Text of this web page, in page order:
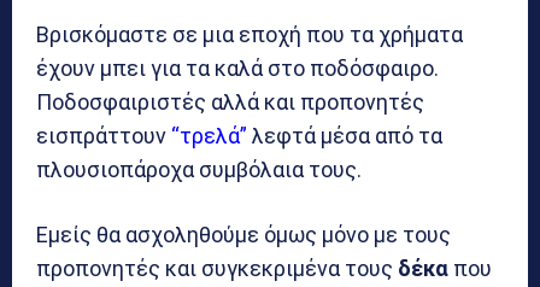
Βρισκόμαστε σε μια εποχή που τα χρήματα
έχουν μπει για τα καλά στο ποδόσφαιρο.
Ποδοσφαιριστές αλλά και προπονητές
εισπράττουν “τρελά” λεφτά μέσα από τα
πλουσιοπάροχα συμβόλαια τους.
Εμείς θα ασχοληθούμε όμως μόνο με τους
προπονητές και συγκεκριμένα τους δέκα που